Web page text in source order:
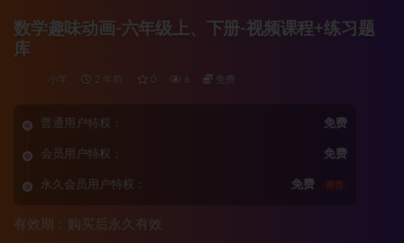
数学趣味动画-六年级上、下册-视频课程+练习题
库
小学 2 年前 0 6 免费
普通用户特权： 免费
会员用户特权： 免费
永久会员用户特权： 免费 推荐
有效期：购买后永久有效